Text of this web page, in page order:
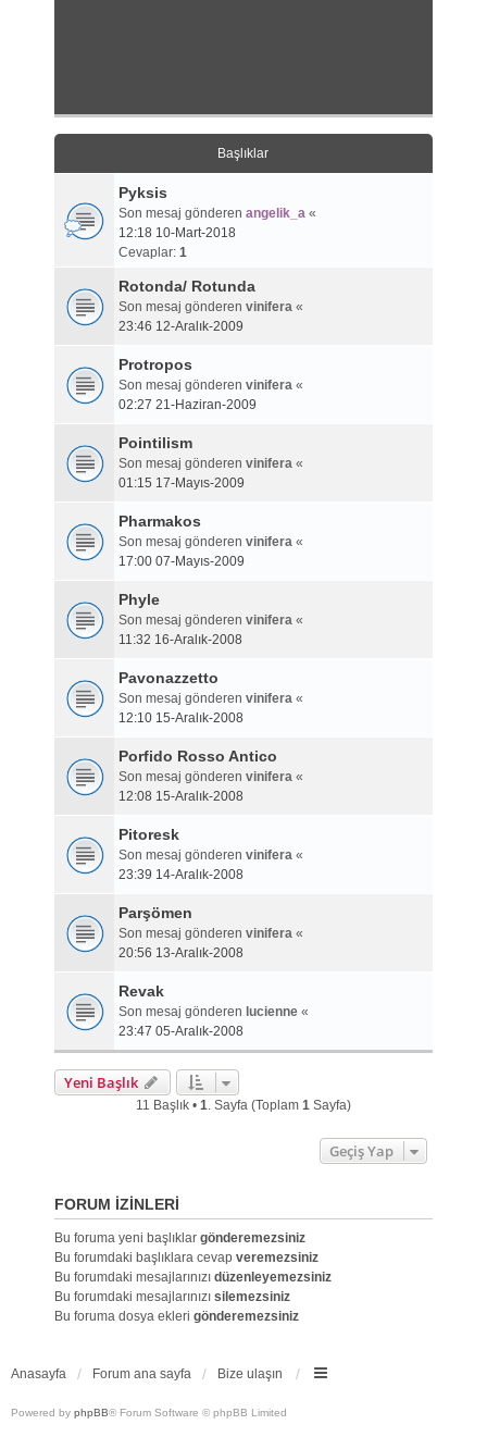
Başlıklar
Pyksis
Son mesaj gönderen angelik_a«
12:18 10-Mart-2018
Cevaplar: 1
Rotonda/ Rotunda
Son mesaj gönderen vinifera«
23:46 12-Aralık-2009
Protropos
Son mesaj gönderen vinifera«
02:27 21-Haziran-2009
Pointilism
Son mesaj gönderen vinifera«
01:15 17-Mayıs-2009
Pharmakos
Son mesaj gönderen vinifera«
17:00 07-Mayıs-2009
Phyle
Son mesaj gönderen vinifera«
11:32 16-Aralık-2008
Pavonazzetto
Son mesaj gönderen vinifera«
12:10 15-Aralık-2008
Porfido Rosso Antico
Son mesaj gönderen vinifera«
12:08 15-Aralık-2008
Pitoresk
Son mesaj gönderen vinifera«
23:39 14-Aralık-2008
Parşömen
Son mesaj gönderen vinifera«
20:56 13-Aralık-2008
Revak
Son mesaj gönderen lucienne«
23:47 05-Aralık-2008
Yeni Başlık
11 Başlık • 1. Sayfa (Toplam 1Sayfa)
Geçiş Yap
FORUM IZINLERI
Bu foruma yeni başlıklar gönderemezsiniz
Bu forumdaki başlıklara cevap veremezsiniz
Bu forumdaki mesajlarınızı düzenleyemezsiniz
Bu forumdaki mesajlarınızı silemezsiniz
Bu foruma dosya ekleri gönderemezsiniz
Anasayfa Forum ana sayfa Bize ulaşın
Powered by phpBB® Forum Software © phpBB Limited